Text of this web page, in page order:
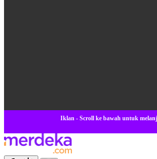
Iklan - Scroll ke bawah untuk